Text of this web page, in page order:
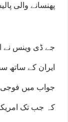
پھنسانے والی
جے ڈی وینس نے
ایران کے ساتھ
جواب میں فوجی
کہ جب تک امریکا